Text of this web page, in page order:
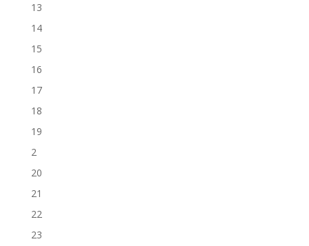
13
14
15
16
17
18
19
2
20
21
22
23